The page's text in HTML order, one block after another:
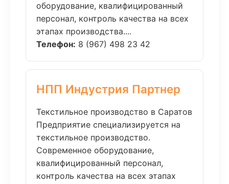
оборудование, квалифицированный
персонал, контроль качества на всех
этапах производства....
Телефон: 8 (967) 498 23 42
НПП Индустрия Партнер
Текстильное производство в Саратов
Предприятие специализируется на
текстильное производство.
Современное оборудование,
квалифицированный персонал,
контроль качества на всех этапах